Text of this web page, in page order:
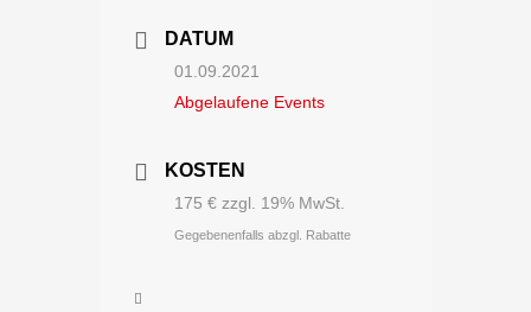
DATUM
01.09.2021
Abgelaufene Events
KOSTEN
175 € zzgl. 19% MwSt.
Gegebenenfalls abzgl. Rabatte